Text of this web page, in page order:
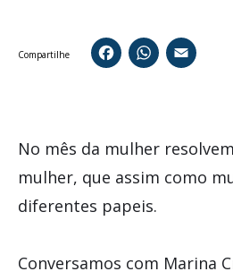
Compartilhe FacebookWhatsApp
No mês da mulher
mulher, que assim como
diferentes papeis.
Conversamos com Marina